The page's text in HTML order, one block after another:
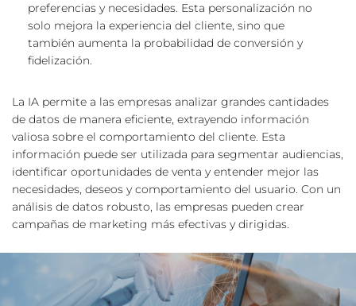
preferencias y necesidades. Esta personalización no
solo mejora la experiencia del cliente, sino que
también aumenta la probabilidad de conversión y
fidelización.
La IA permite a las empresas analizar grandes cantidades
de datos de manera eficiente, extrayendo información
valiosa sobre el comportamiento del cliente. Esta
información puede ser utilizada para segmentar audiencias,
identificar oportunidades de venta y entender mejor las
necesidades, deseos y comportamiento del usuario. Con un
análisis de datos robusto, las empresas pueden crear
campañas de marketing más efectivas y dirigidas.